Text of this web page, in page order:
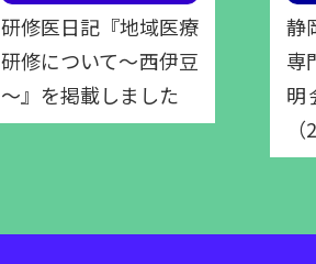
研修医日記『地域医療
研修について～西伊豆
～』を掲載しました
静
専
明